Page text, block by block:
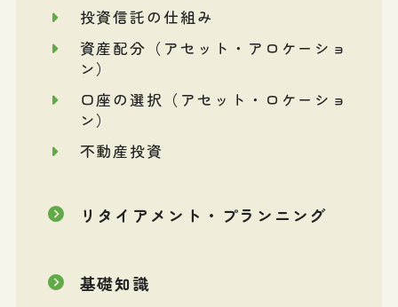
投資信託の仕組み
資産配分（アセット・アロケーショ
ン）
口座の選択（アセット・ロケーショ
ン）
不動産投資
リタイアメント・プランニング
基礎知識